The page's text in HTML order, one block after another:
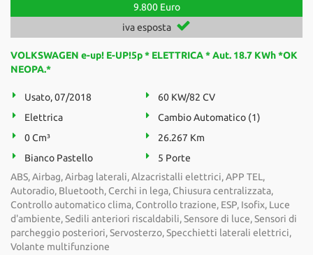
9.800 Euro
iva esposta
VOLKSWAGEN e-up! E-UP!5p * ELETTRICA * Aut. 18.7 KWh *OK
NEOPA.*
Usato, 07/2018
60 KW/82 CV
Elettrica
Cambio Automatico (1)
0 Cm³
26.267 Km
Bianco Pastello
5 Porte
ABS, Airbag, Airbag laterali, Alzacristalli elettrici, APP TEL,
Autoradio, Bluetooth, Cerchi in lega, Chiusura centralizzata,
Controllo automatico clima, Controllo trazione, ESP, Isofix, Luce
d'ambiente, Sedili anteriori riscaldabili, Sensore di luce, Sensori di
parcheggio posteriori, Servosterzo, Specchietti laterali elettrici,
Volante multifunzione